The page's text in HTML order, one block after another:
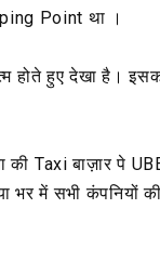
Point था ।
होते हुए देखा है।
Taxi बाज़ार पे
भर में सभी कंपनियों